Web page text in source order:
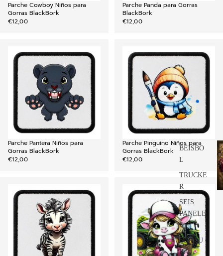
BÉISBO
L
TRUCKE
R
SEIS
PANELE
S
CORDU
RA
AGREGAR
Parche Cowboy Niños para
Gorras BlackBork
€12,00
Parche Panda para Gorras
BlackBork
€12,00
AGREGAR
Parche Pantera Niños para
Gorras BlackBork
€12,00
Parche Pinguino Niños para
Gorras BlackBork
€12,00